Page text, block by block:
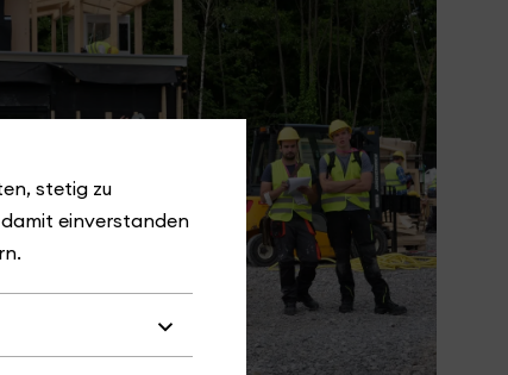
stetig zu
einverstanden